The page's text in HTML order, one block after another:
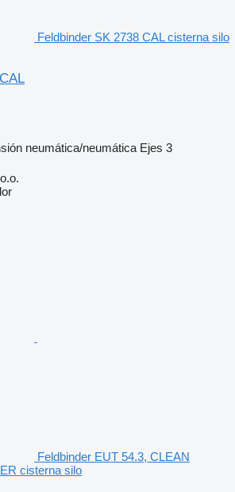
Feldbinder SK 2738 CAL cisterna silo
neumática/neumática Ejes 3
Feldbinder EUT 54.3, CLEAN
cisterna silo